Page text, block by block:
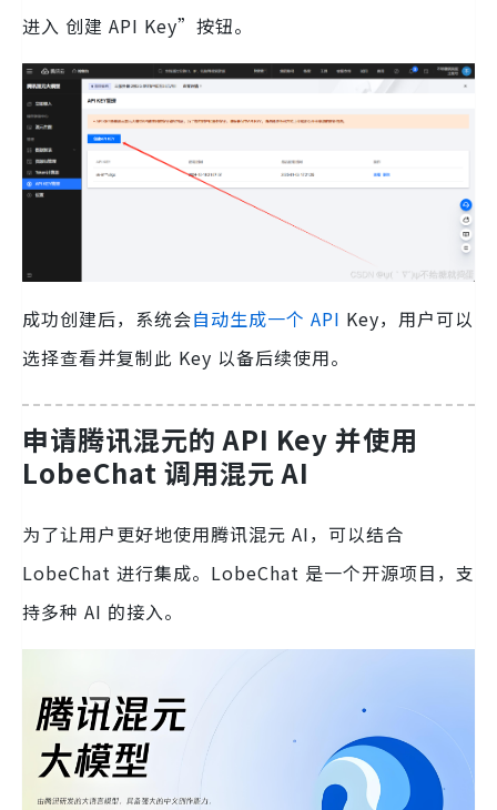
进入 创建 API Key”按钮。
成功创建后，系统会自动生成一个 API Key，用户可以
选择查看并复制此 Key 以备后续使用。
申请腾讯混元的 API Key 并使用
LobeChat 调用混元 AI
为了让用户更好地使用腾讯混元 AI，可以结合
LobeChat 进行集成。LobeChat 是一个开源项目，支
持多种 AI 的接入。